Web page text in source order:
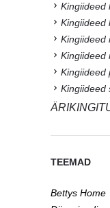
Kingiideed
Kingiideed
Kingiideed
Kingiideed
Kingiideed
Kingiideed
TEEMAD
Bettys Home